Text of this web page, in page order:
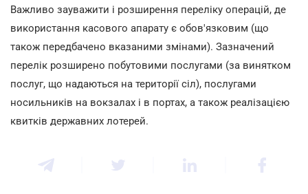
Важливо зауважити і розширення переліку операцій, де
використання касового апарату є обов'язковим (що
також передбачено вказаними змінами). Зазначений
перелік розширено побутовими послугами (за винятком
послуг, що надаються на території сіл), послугами
носильників на вокзалах і в портах, а також реалізацією
квитків державних лотерей.